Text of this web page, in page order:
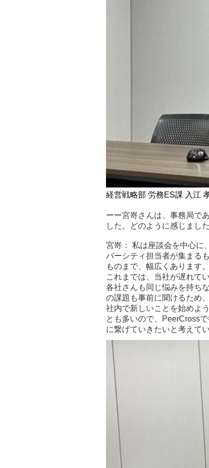
経営戦略部 労務ES課 入江
ーー宮嵜さんは、事務局で
した。どのように感じました
宮嵜： 私は座談会を中心に
バーシティ担当者が集まる
ものまで、幅広くあります。
これまでは、当社が遅れて
各社さんも同じ悩みを持ち
の課題も事前に聞けるため
社内で新しいことを始めよ
とも多いので、PeerCross
に繋げていきたいと考えてい